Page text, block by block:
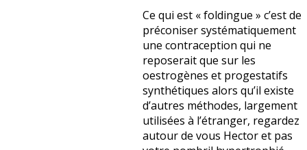
Ce qui est « foldingue » c’est de
préconiser systématiquement
une contraception qui ne
reposerait que sur les
oestrogènes et progestatifs
synthétiques alors qu’il existe
d’autres méthodes, largement
utilisées à l’étranger, regardez
autour de vous Hector et pas